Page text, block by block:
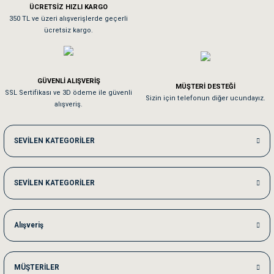
Sa**** On******
Kedilerim beğeniyorlar. Memnunuz. Uygun fiyatta olması iyi.
Me***** Ya******
Akşam verdiğim sipariş bir sonraki gün elime ulaştı. Jack russell köpeğim
Ka***** Ar******
Ufak bir sorun harici sorun olmadı sağolsunlar onuda hemen çözdüler
ÜCRETSİZ HIZLI KARGO
350 TL ve üzeri alışverişlerde geçerli
ücretsiz kargo.
GÜVENLİ ALIŞVERİŞ
SSL Sertifikası ve 3D ödeme ile güvenli
alışveriş.
MÜŞTERİ DESTEĞİ
Sizin için telefonun diğer ucundayız.
SEVİLEN KATEGORİLER
SEVİLEN KATEGORİLER
Alışveriş
MÜŞTERİLER